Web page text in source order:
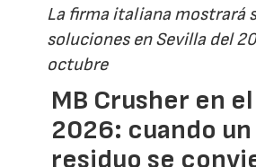
La firma italiana mostrará
soluciones en Sevilla del
octubre
MB Crusher en
2026: cuando un
residuo se